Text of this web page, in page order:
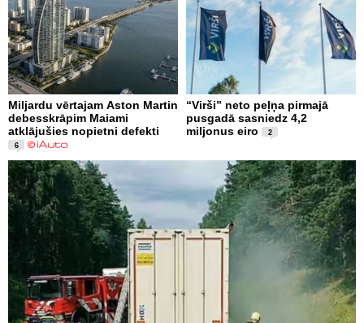
Miljardu vērtajam Aston Martin
debesskrāpim Maiami
atklājušies nopietni defekti
6
“Virši” neto peļņa pirmajā
pusgadā sasniedz 4,2
miljonus eiro
2